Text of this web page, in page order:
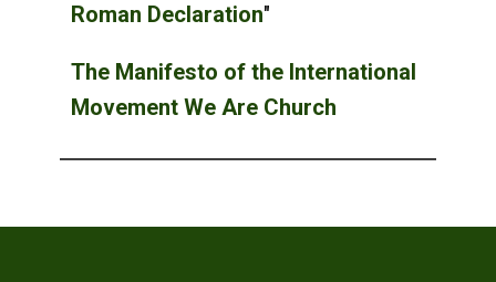
Roman Declaration"
The Manifesto of the International
Movement We Are Church